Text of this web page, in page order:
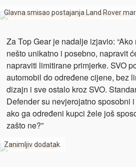
Glavna smisao postajanja Land Rover
Za Top Gear je nadalje izjavio:
nešto unikatno i posebno, napravit
napraviti limitirane primjerke. SVO
automobil do određene cijene, bez
dizajn i sve ostalo kroz SVO.
Defender su nevjerojatno sposobni
ako ga određeni kupci žele još
zašto ne?”
Zanimljiv dodatak.